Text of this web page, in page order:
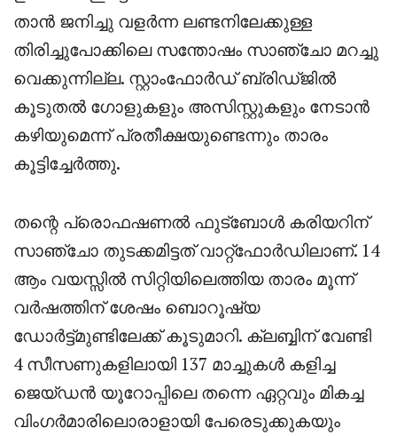
താൻ ജനിച്ചു വളർന്ന ലണ്ടനിലേക്കുള്ള
തിരിച്ചുപോക്കിലെ സന്തോഷം സാഞ്ചോ മറച്ചു
വെക്കുന്നില്ല. സ്റ്റാംഫോർഡ് ബ്രിഡ്ജിൽ
കൂടുതൽ ഗോളുകളും അസിസ്റ്റുകളും നേടാൻ
കഴിയുമെന്ന് പ്രതീക്ഷയുണ്ടെന്നും താരം
കൂട്ടിച്ചേർത്തു.
തന്റെ പ്രൊഫഷണൽ ഫുട്ബോൾ കരിയറിന്
സാഞ്ചോ തുടക്കമിട്ടത് വാറ്റ്ഫോർഡിലാണ്. 14
ആം വയസ്സിൽ സിറ്റിയിലെത്തിയ താരം മൂന്ന്
വർഷത്തിന് ശേഷം ബൊറൂഷ്യ
ഡോർട്ട്മുണ്ടിലേക്ക് കൂടുമാറി. ക്ലബ്ബിന് വേണ്ടി
4 സീസണുകളിലായി 137 മാച്ചുകൾ കളിച്ച
ജെയ്ഡൻ യൂറോപ്പിലെ തന്നെ ഏറ്റവും മികച്ച
വിംഗർമാരിലൊരാളായി പേരെടുക്കുകയും